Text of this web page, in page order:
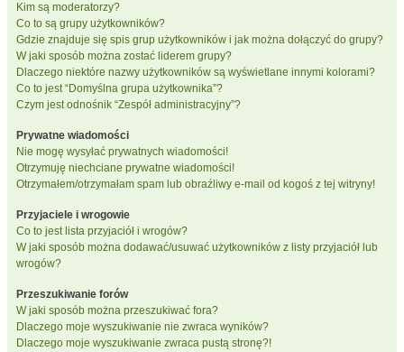
Kim są moderatorzy?
Co to są grupy użytkowników?
Gdzie znajduje się spis grup użytkowników i jak można dołączyć do grupy?
W jaki sposób można zostać liderem grupy?
Dlaczego niektóre nazwy użytkowników są wyświetlane innymi kolorami?
Co to jest “Domyślna grupa użytkownika”?
Czym jest odnośnik “Zespół administracyjny”?
Prywatne wiadomości
Nie mogę wysyłać prywatnych wiadomości!
Otrzymuję niechciane prywatne wiadomości!
Otrzymałem/otrzymałam spam lub obraźliwy e-mail od kogoś z tej witryny!
Przyjaciele i wrogowie
Co to jest lista przyjaciół i wrogów?
W jaki sposób można dodawać/usuwać użytkowników z listy przyjaciół lub
wrogów?
Przeszukiwanie forów
W jaki sposób można przeszukiwać fora?
Dlaczego moje wyszukiwanie nie zwraca wyników?
Dlaczego moje wyszukiwanie zwraca pustą stronę?!